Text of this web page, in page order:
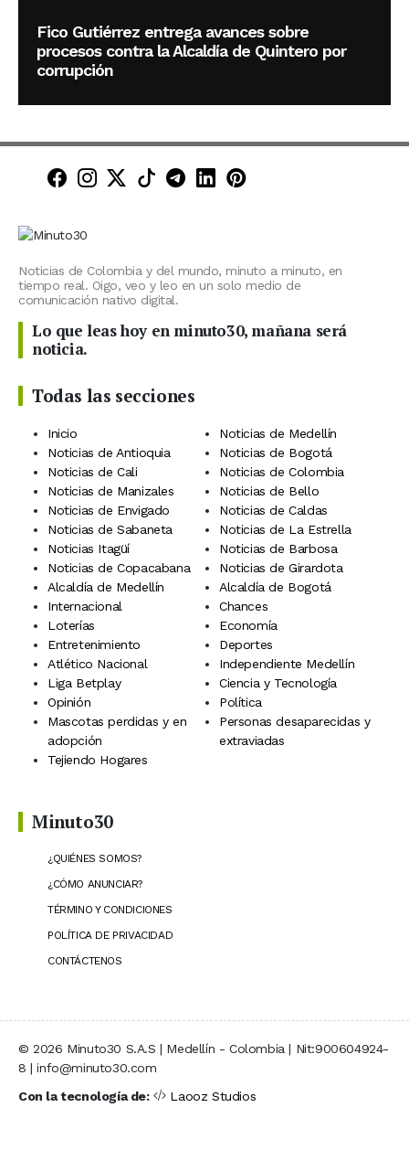
Fico Gutiérrez entrega avances sobre
procesos contra la Alcaldía de Quintero por
corrupción
Minuto30 en Facebook
Minuto30 en Instagram
Minuto30 en X (Twitter)
Minuto30 en TikTok
Canal de Minuto30 en
Minuto30 en LinkedIn
Minuto30 en
Noticias de Colombia y del mundo, minuto a minuto, en
tiempo real. Oigo, veo y leo en un solo medio de
comunicación nativo digital.
Lo que leas hoy en minuto30, mañana será
noticia.
Todas las secciones
Inicio
Noticias de Medellín
Noticias de Antioquia
Noticias de Bogotá
Noticias de Cali
Noticias de Colombia
Noticias de Manizales
Noticias de Bello
Noticias de Envigado
Noticias de Caldas
Noticias de Sabaneta
Noticias de La Estrella
Noticias Itagüí
Noticias de Barbosa
Noticias de Copacabana
Noticias de Girardota
Alcaldía de Medellín
Alcaldía de Bogotá
Internacional
Chances
Loterías
Economía
Entretenimiento
Deportes
Atlético Nacional
Independiente Medellín
Liga Betplay
Ciencia y Tecnología
Opinión
Política
Mascotas perdidas y en
adopción
Personas desaparecidas y
extraviadas
Tejiendo Hogares
Minuto30
¿QUIÉNES SOMOS?
¿CÓMO ANUNCIAR?
TÉRMINO Y CONDICIONES
POLÍTICA DE PRIVACIDAD
CONTÁCTENOS
© 2026 Minuto30 S.A.S | Medellín - Colombia | Nit:900604924-
8 | info@minuto30.com
Con la tecnología de:
Laooz Studios